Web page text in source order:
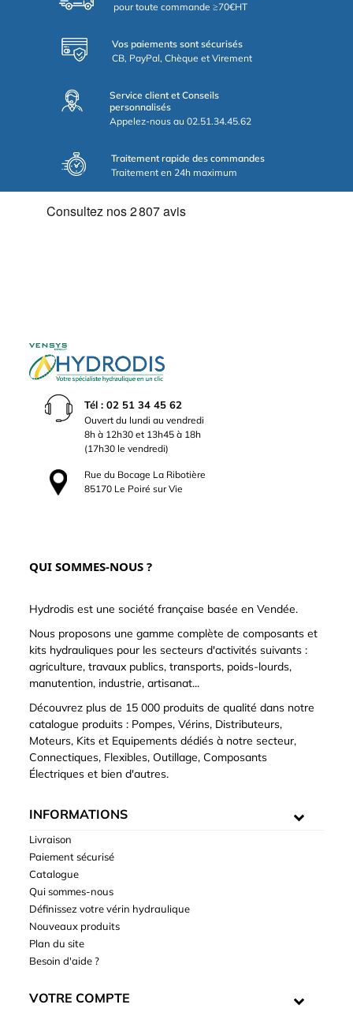
pour toute commande ≥70€HT
Vos paiements sont sécurisés
CB, PayPal, Chèque et Virement
Service client et Conseils
personnalisés
Appelez-nous au 02.51.34.45.62
Traitement rapide des commandes
Traitement en 24h maximum
Tél : 02 51 34 45 62
Ouvert du lundi au vendredi
8h à 12h30 et 13h45 à 18h
(17h30 le vendredi)
Rue du Bocage La Ribotière
85170 Le Poiré sur Vie
QUI SOMMES-NOUS ?
Hydrodis est une société française basée en Vendée.
Nous proposons une gamme complète de composants et
kits hydrauliques pour les secteurs d'activités suivants :
agriculture, travaux publics, transports, poids-lourds,
manutention, industrie, artisanat...
Découvrez plus de 15 000 produits de qualité dans notre
catalogue produits : Pompes, Vérins, Distributeurs,
Moteurs, Kits et Equipements dédiés à notre secteur,
Connectiques, Flexibles, Outillage, Composants
Électriques et bien d'autres.
INFORMATIONS
Livraison
Paiement sécurisé
Catalogue
Qui sommes-nous
Définissez votre vérin hydraulique
Nouveaux produits
Plan du site
Besoin d'aide ?
VOTRE COMPTE